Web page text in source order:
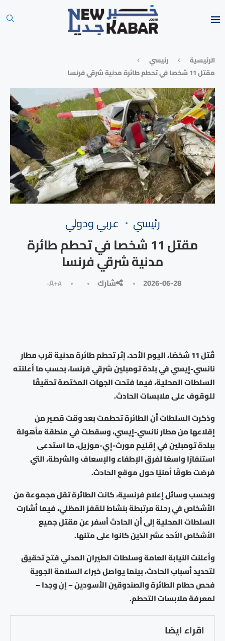
الرئيسية
رئيسي
مقتل 11 شخصا في تحطم طائرة مدنية شرقي فرنسا
رئيسي ⁠عربي ودولي
مقتل 11 شخصا في تحطم طائرة
مدنية شرقي فرنسا
2026-06-28 شارك A+A-
قُتل 11 شخصًا، اليوم الأحد، إثر تحطم طائرة مدنية قرب مطار
نانسي-إيسي في بلدة تومبلين شرقي فرنسا، بحسب ما أعلنته
السلطات المحلية، فيما فتحت الجهات المختصة تحقيقًا
للوقوف على ملابسات الحادث.
وذكرت السلطات أن الطائرة تحطمت بعد وقت قصير من
إقلاعها من مطار نانسي-إيسي، وسقطت في منطقة مأهولة
ببلدة تومبلين في إقليم مورث-إي-موزيل، ما استدعى
استنفارًا واسعًا لفرق الإطفاء والإسعاف والشرطة، التي
فرضت طوقًا أمنيًا حول موقع الحادث.
وبحسب وسائل إعلام فرنسية، كانت الطائرة تقل مجموعة من
الأشخاص في رحلة مرتبطة بنشاط للقفز المظلي، فيما أشارت
السلطات المحلية إلى أن الحادث أسفر عن مقتل جميع
الأشخاص الأحد عشر الذين كانوا على متنها.
وأعلنت النيابة العامة وسلطات الطيران المدني فتح تحقيق
لتحديد أسباب الحادث، بينما يواصل خبراء السلامة الجوية
فحص حطام الطائرة والصندوقين الأسودين – إن وجدا –
لمعرفة ملابسات التحطم.
اقراء ايضا